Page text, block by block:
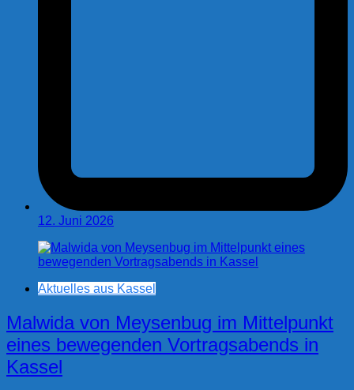
12. Juni 2026
Aktuelles aus Kassel
Malwida von Meysenbug im Mittelpunkt
eines bewegenden Vortragsabends in
Kassel